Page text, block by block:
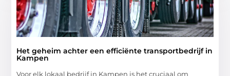
Het geheim achter een efficiënte transportbedrijf in
Kampen
Voor elk lokaal bedrijf in Kampen is het cruciaal om